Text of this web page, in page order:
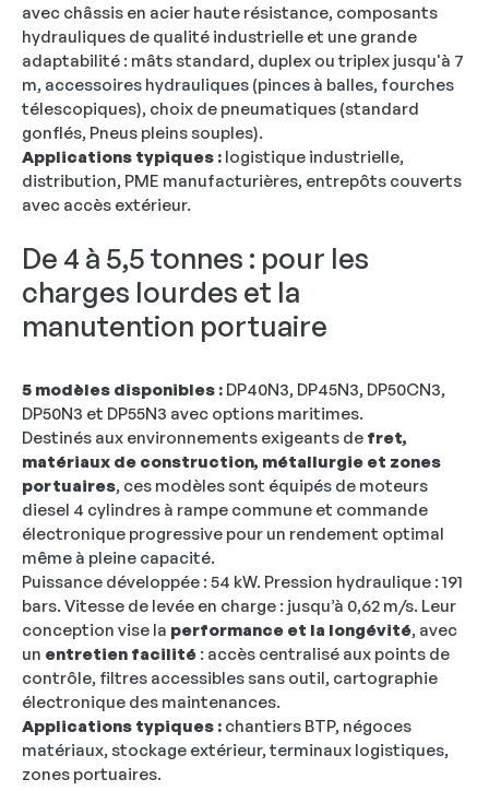
avec châssis en acier haute résistance, composants
hydrauliques de qualité industrielle et une grande
adaptabilité : mâts standard, duplex ou triplex jusqu'à 7
m, accessoires hydrauliques (pinces à balles, fourches
télescopiques), choix de pneumatiques (standard
gonflés, Pneus pleins souples).
Applications typiques : logistique industrielle,
distribution, PME manufacturières, entrepôts couverts
avec accès extérieur.
De 4 à 5,5 tonnes : pour les
charges lourdes et la
manutention portuaire
5 modèles disponibles : DP40N3, DP45N3, DP50CN3,
DP50N3 et DP55N3 avec options maritimes.
Destinés aux environnements exigeants de fret,
matériaux de construction, métallurgie et zones
portuaires, ces modèles sont équipés de moteurs
diesel 4 cylindres à rampe commune et commande
électronique progressive pour un rendement optimal
même à pleine capacité.
Puissance développée : 54 kW. Pression hydraulique : 191
bars. Vitesse de levée en charge : jusqu’à 0,62 m/s. Leur
conception vise la performance et la longévité, avec
un entretien facilité : accès centralisé aux points de
contrôle, filtres accessibles sans outil, cartographie
électronique des maintenances.
Applications typiques : chantiers BTP, négoces
matériaux, stockage extérieur, terminaux logistiques,
zones portuaires.